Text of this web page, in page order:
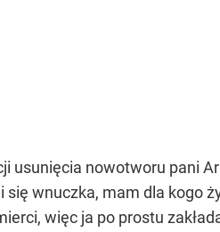
usunięcia nowotworu pani
wnuczka, mam dla kogo
więc ja po prostu